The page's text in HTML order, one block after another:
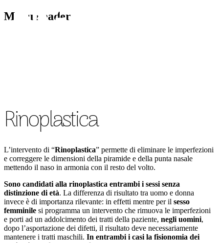
Menu header
Rinoplastica
L’intervento di “Rinoplastica” permette di eliminare le imperfezioni
e correggere le dimensioni della piramide e della punta nasale
mettendo il naso in armonia con il resto del volto.
Sono candidati alla rinoplastica entrambi i sessi senza
distinzione di età. La differenza di risultato tra uomo e donna
invece è di importanza rilevante: in effetti mentre per il sesso
femminile si programma un intervento che rimuova le imperfezioni
e porti ad un addolcimento dei tratti della paziente, negli uomini,
dopo l’asportazione dei difetti, il risultato deve necessariamente
mantenere i tratti maschili. In entrambi i casi la fisionomia dei